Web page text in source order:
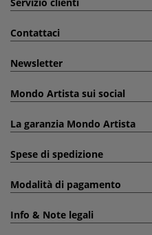
Contattaci
Newsletter
Mondo Artista sui social
La garanzia Mondo Artista
Spese di spedizione
Modalità di pagamento
Info & Note legali